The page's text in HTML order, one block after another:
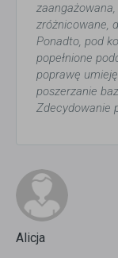
zróżnicowane,
Ponadto, pod
popełnione
poprawę
poszerzanie
Zdecydowanie
Alicja